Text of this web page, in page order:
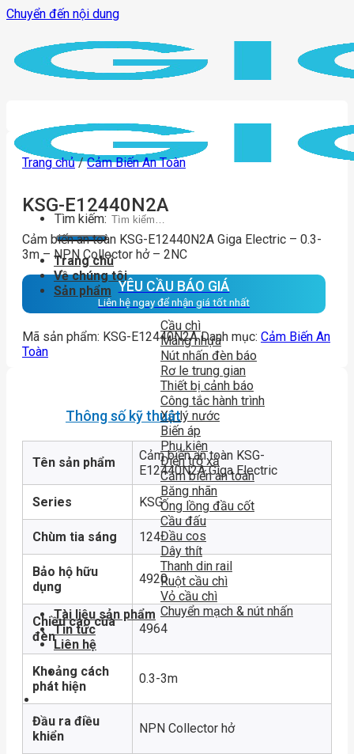
Chuyển đến nội dung
Tìm kiếm:
Trang chủ
Về chúng tôi
Sản phẩm
Cầu chì
Máng nhựa
Nút nhấn đèn báo
Rơ le trung gian
Thiết bị cảnh báo
Công tắc hành trình
Xử lý nước
Biến áp
Phụ kiện
Điện trở xả
Cảm biến an toàn
Băng nhãn
Ống lồng đầu cốt
Cầu đấu
Đầu cos
Dây thít
Thanh din rail
Ruột cầu chì
Vỏ cầu chì
Chuyển mạch & nút nhấn
Tài liệu sản phẩm
Tin tức
Liên hệ
Trang chủ / Cảm Biến An Toàn
KSG-E12440N2A
Cảm biến an toàn KSG-E12440N2A Giga Electric – 0.3-
3m – NPN Collector hở – 2NC
YÊU CẦU BÁO GIÁ
Liên hệ ngay để nhận giá tốt nhất
Mã sản phẩm: KSG-E12440N2A Danh mục: Cảm Biến An
Toàn
Thông số kỹ thuật
Tên sản phẩm
Cảm biến an toàn KSG-
E12440N2A Giga Electric
Series KSG
Chùm tia sáng 124
Bảo hộ hữu
dụng
4920
Chiều cao của
đèn
4964
Khoảng cách
phát hiện
0.3-3m
Đầu ra điều
khiển
NPN Collector hở